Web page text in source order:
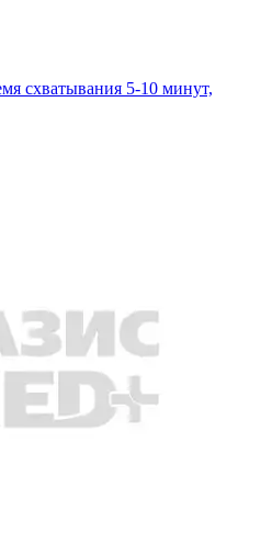
схватывания 5-10 минут,